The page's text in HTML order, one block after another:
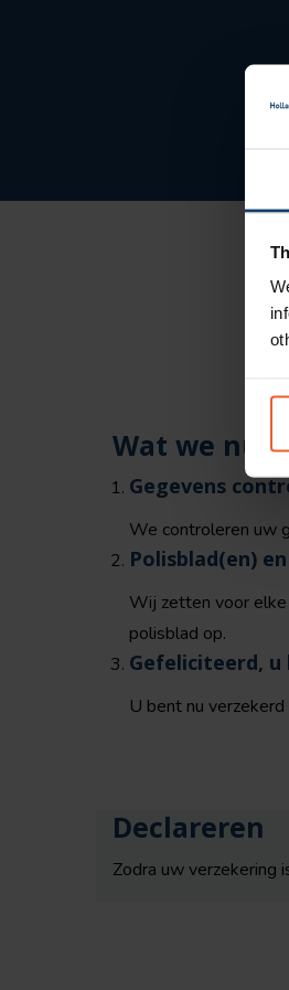
Wat we nu
Gegevens
We controleren uw
Polisblad(en)
Wij zetten voor elke
polisblad op.
Gefeliciteerd,
U bent nu
Declareren
Zodra uw verzekering